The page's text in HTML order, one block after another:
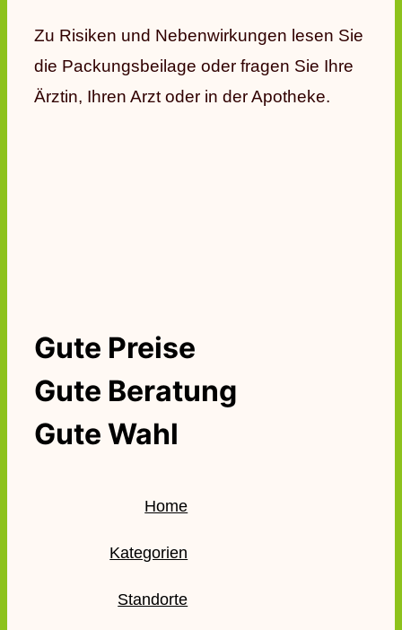
Zu Risiken und Nebenwirkungen lesen Sie
die Packungsbeilage oder fragen Sie Ihre
Ärztin, Ihren Arzt oder in der Apotheke.
Gute Preise
Gute Beratung
Gute Wahl
Home
Kategorien
Standorte